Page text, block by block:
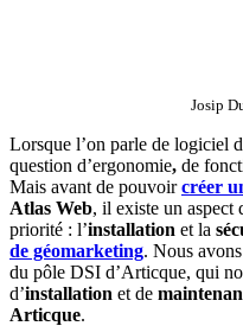
Josip
Lorsque l’on parle de logiciel
question d’ergonomie, de
Mais avant de pouvoircréer
Atlas Web, il existe un aspect
priorité : l’installation et la
de géomarketing. Nous
du pôle DSI d’Articque, qui
d’installation et de
Articque.